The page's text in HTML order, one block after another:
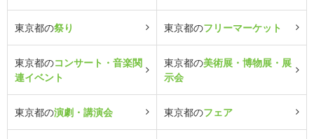
東京都の祭り 東京都のフリーマーケット
東京都のコンサート・音楽関
連イベント
東京都の美術展・博物展・展
示会
東京都の演劇・講演会 東京都のフェア